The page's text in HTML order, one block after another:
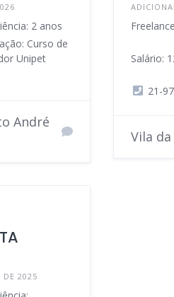
2 anos
Curso de
Unipet
André
Salário:
21-
Vila
DE 2025